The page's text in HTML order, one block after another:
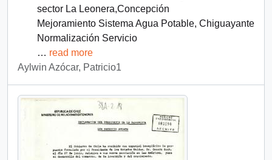
sector La Leonera,Concepción
Mejoramiento Sistema Agua Potable, Chiguayante
Normalización Servicio
… read more
Aylwin Azócar, Patricio1